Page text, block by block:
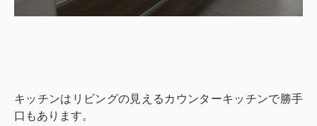
キッチンはリビングの見えるカウンターキッチンで勝手
口もあります。